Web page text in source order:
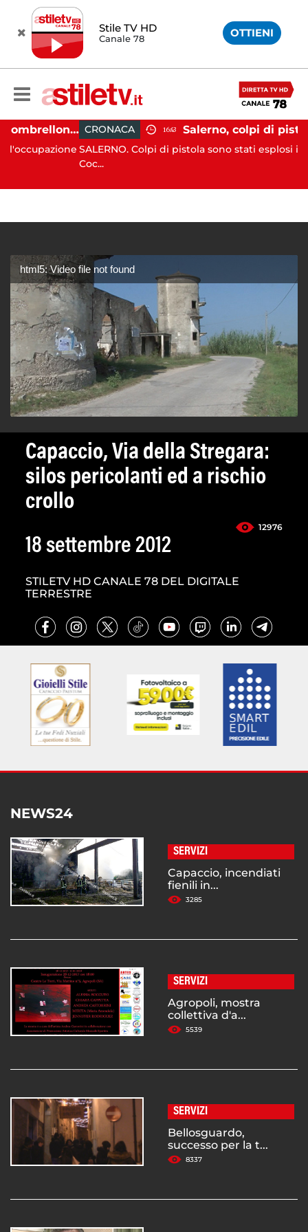
Stile TV HD
Canale 78 OTTIENI
Capaccio Paestum, ombrellone selvaggio: blitz della Municipale, sgomberate tutte le spiagge libere CRONACA 16:43
SALERNO. Colpi di pistola sono stati esplosi in via
html5: Video file not found
Capaccio, Via della Stregara:
silos pericolanti ed a rischio
crollo
12976
18 settembre 2012
STILETV HD CANALE 78 DEL DIGITALE
TERRESTRE
NEWS24
SERVIZI
Capaccio, incendiati
fienili in...
3285
SERVIZI
Agropoli, mostra
collettiva d'a...
5539
SERVIZI
Bellosguardo,
successo per la t...
8337